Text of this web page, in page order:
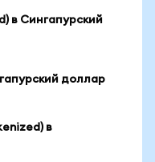
в Сингапурский
доллар
в